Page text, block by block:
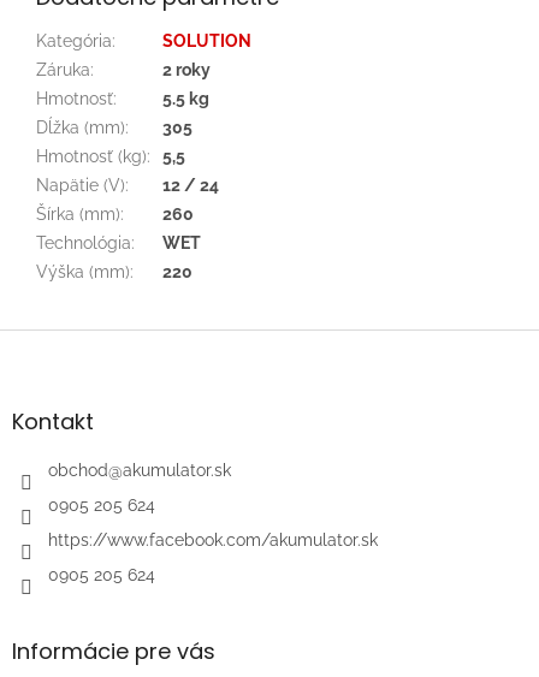
Kategória:
SOLUTION
Záruka:
2 roky
Hmotnosť:
5.5 kg
Dĺžka (mm):
305
Hmotnosť (kg):
5,5
Napätie (V):
12 / 24
Šírka (mm):
260
Technológia:
WET
Výška (mm): 220
Z
äKontakt
obchod@akumulator.sk
0905 205 624
https://www.facebook.com/akumulator.sk
0905 205 624
Informácie pre vás